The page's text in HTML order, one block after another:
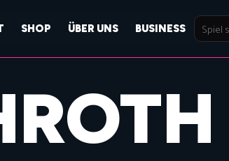
SHOP ÜBER UNS BUSINESS
Spiel
suchen